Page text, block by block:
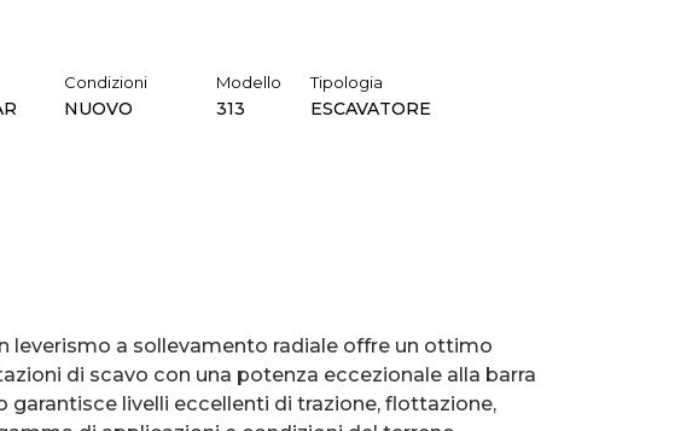
Condizioni
NUOVO
Modello
313
Tipologia
ESCAVATORE
leverismo a sollevamento radiale offre un ottimo
di scavo con una potenza eccezionale alla barra
garantisce livelli eccellenti di trazione, flottazione,